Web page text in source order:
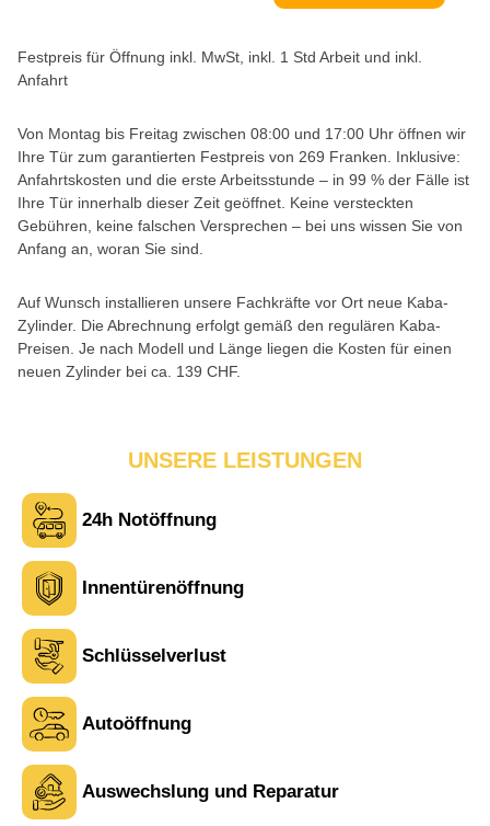
Festpreis für Öffnung inkl. MwSt, inkl. 1 Std Arbeit und inkl.
Anfahrt
Von Montag bis Freitag zwischen 08:00 und 17:00 Uhr öffnen wir
Ihre Tür zum garantierten Festpreis von 269 Franken. Inklusive:
Anfahrtskosten und die erste Arbeitsstunde – in 99 % der Fälle ist
Ihre Tür innerhalb dieser Zeit geöffnet. Keine versteckten
Gebühren, keine falschen Versprechen – bei uns wissen Sie von
Anfang an, woran Sie sind.
Auf Wunsch installieren unsere Fachkräfte vor Ort neue Kaba-
Zylinder. Die Abrechnung erfolgt gemäß den regulären Kaba-
Preisen. Je nach Modell und Länge liegen die Kosten für einen
neuen Zylinder bei ca. 139 CHF.
UNSERE LEISTUNGEN
24h Notöffnung
Innentürenöffnung
Schlüsselverlust
Autoöffnung
Auswechslung und Reparatur
L Laura M. aus Zürich